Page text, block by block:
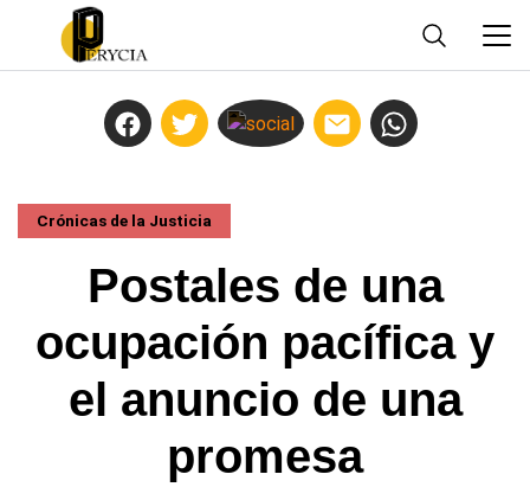
Crónicas de la Justicia
Postales de una
ocupación pacífica y
el anuncio de una
promesa